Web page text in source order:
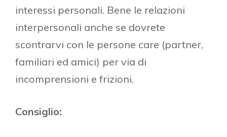
interessi personali. Bene le relazioni
interpersonali anche se dovrete
scontrarvi con le persone care (partner,
familiari ed amici) per via di
incomprensioni e frizioni.
Consiglio: